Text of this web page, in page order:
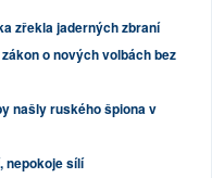
zřekla jaderných zbraní
o nových volbách bez
našly ruského špiona v
nepokoje sílí